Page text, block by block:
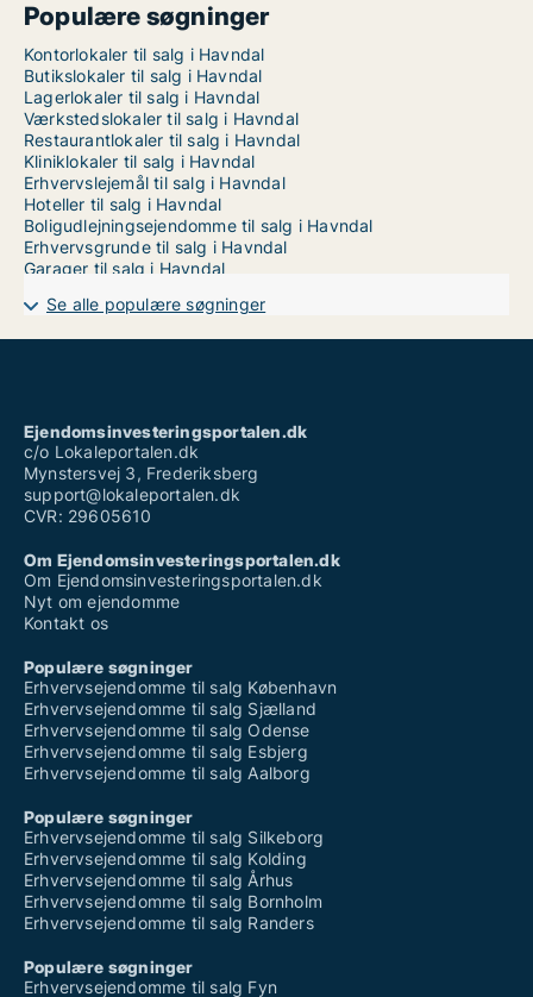
Populære søgninger
Kontorlokaler til salg i Havndal
Butikslokaler til salg i Havndal
Lagerlokaler til salg i Havndal
Værkstedslokaler til salg i Havndal
Restaurantlokaler til salg i Havndal
Kliniklokaler til salg i Havndal
Erhvervslejemål til salg i Havndal
Hoteller til salg i Havndal
Boligudlejningsejendomme til salg i Havndal
Erhvervsgrunde til salg i Havndal
Garager til salg i Havndal
Se alle populære søgninger
Ejendomsinvesteringsportalen.dk
c/o Lokaleportalen.dk
Mynstersvej 3, Frederiksberg
support@lokaleportalen.dk
CVR: 29605610
Om Ejendomsinvesteringsportalen.dk
Om Ejendomsinvesteringsportalen.dk
Nyt om ejendomme
Kontakt os
Populære søgninger
Erhvervsejendomme til salg København
Erhvervsejendomme til salg Sjælland
Erhvervsejendomme til salg Odense
Erhvervsejendomme til salg Esbjerg
Erhvervsejendomme til salg Aalborg
Populære søgninger
Erhvervsejendomme til salg Silkeborg
Erhvervsejendomme til salg Kolding
Erhvervsejendomme til salg Århus
Erhvervsejendomme til salg Bornholm
Erhvervsejendomme til salg Randers
Populære søgninger
Erhvervsejendomme til salg Fyn